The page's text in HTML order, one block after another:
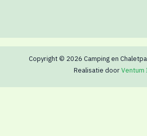
Copyright © 2026 Camping en
Realisatie doorVentum